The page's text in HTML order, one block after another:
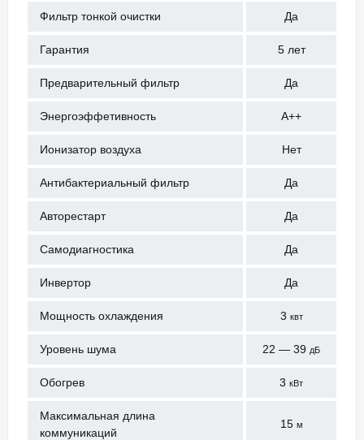
Фильтр тонкой очистки Да
Гарантия 5 лет
Предварительный фильтр Да
Энергоэффетивность А++
Ионизатор воздуха Нет
Антибактериальный фильтр Да
Авторестарт Да
Самодиагностика Да
Инвертор Да
Мощность охлаждения 3 квт
Уровень шума 22 — 39 дБ
Обогрев 3 кВт
Максимальная длина
коммуникаций
15 м